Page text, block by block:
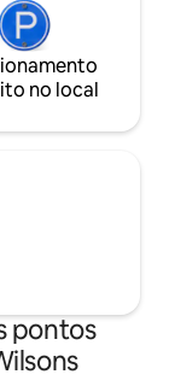
no local
pontos